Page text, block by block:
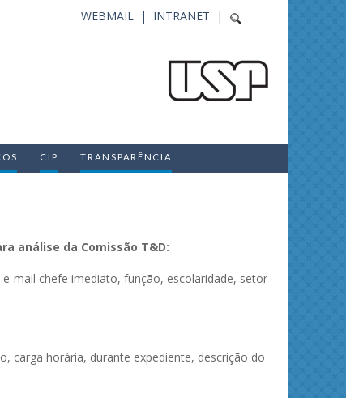
INTRANET |
WEBMAIL |
CIP TRANSPARÊNCIA
análise da Comissão T&D:
mail chefe imediato, função, escolaridade, setor
carga horária, durante expediente, descrição do